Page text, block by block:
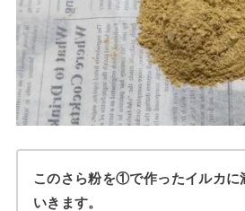
このさら粉を①で作ったイルカに
いきます。